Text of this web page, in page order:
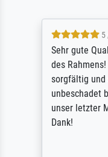
5
Sehr gute
des
sorgfältig und
unbeschadet
unser letzter
Dank!